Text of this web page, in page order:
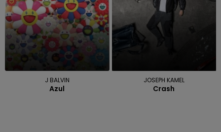
J BALVIN
Azul
JOSEPH KAMEL
Crash